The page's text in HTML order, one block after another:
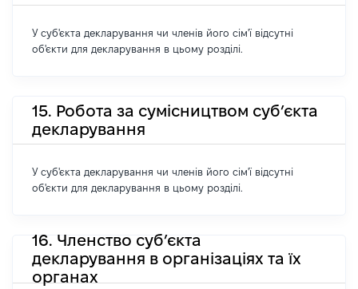
У суб'єкта декларування чи членів його сім'ї відсутні
об'єкти для декларування в цьому розділі.
15. Робота за сумісництвом суб’єкта
декларування
У суб'єкта декларування чи членів його сім'ї відсутні
об'єкти для декларування в цьому розділі.
16. Членство суб’єкта
декларування в організаціях та їх
органах